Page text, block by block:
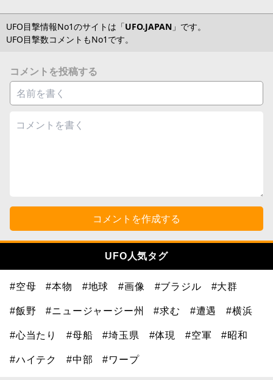
UFO目撃情報No1のサイトは「UFO.JAPAN 」です。
UFO目撃数コメントもNo1です。
コメントを投稿する
コメントを作成する
UFO人気タグ
#空母 #本物 #地球 #画像 #ブラジル #大群
#飯野 #ニュージャージー州 #求む #遭遇 #横浜
#心当たり #母船 #埼玉県 #体現 #空軍 #昭和
#ハイテク #中部 #ワープ